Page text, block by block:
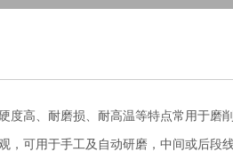
高、耐磨损、耐高温等特点常用于磨
，可用于手工及自动研磨，中间或后段